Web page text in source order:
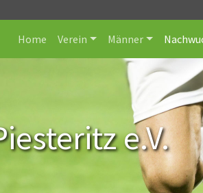
Home Verein Männer
e.V.